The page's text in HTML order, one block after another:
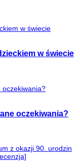
w świecie
oczekiwania?